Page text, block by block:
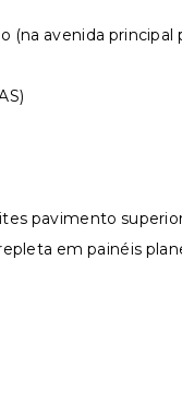
(na avenida principal
pavimento
em painéis